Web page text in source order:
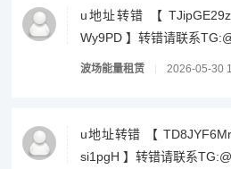
u地址转错 【
Wy9PD 】转错请联系
波场能量租赁 2026-05-30
u地址转错 【
si1pgH 】转错请联系